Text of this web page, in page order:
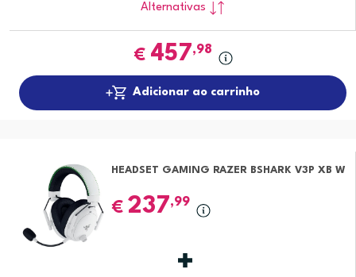
Alternativas
€ 457,98
Adicionar ao carrinho
HEADSET GAMING RAZER BSHARK V3P XB W
€ 237,99